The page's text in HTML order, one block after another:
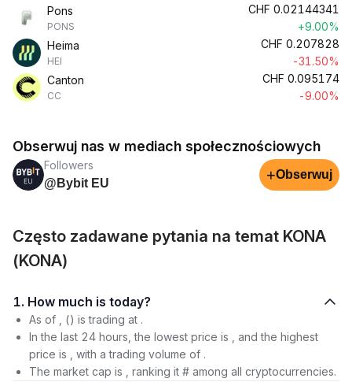
Pons
PONS
CHF 0.02144341
+9.00%
Heima
HEI
CHF 0.207828
-31.50%
Canton
CC
CHF 0.095174
-9.00%
Obserwuj nas w mediach społecznościowych
Followers
@Bybit EU
+Obserwuj
Często zadawane pytania na temat KONA
(KONA)
1. How much is today?
As of , () is trading at .
In the last 24 hours, the lowest price is , and the highest
price is , with a trading volume of .
The market cap is , ranking it # among all cryptocurrencies.